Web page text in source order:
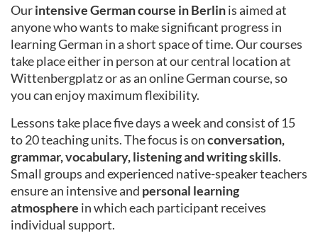
Ourintensive German course in Berlinis aimed at
anyone who wants to make significant progress in
learning German in a short space of time. Our courses
take place either in person at our central location at
Wittenbergplatz or as an online German course, so
you can enjoy maximum flexibility.
Lessons take place five days a week and consist of 15
to 20 teaching units. The focus is onconversation,
grammar, vocabulary, listening and writing skills.
Small groups and experienced native-speaker teachers
ensure an intensive and personal learning
atmosphere in which each participant receives
individual support.